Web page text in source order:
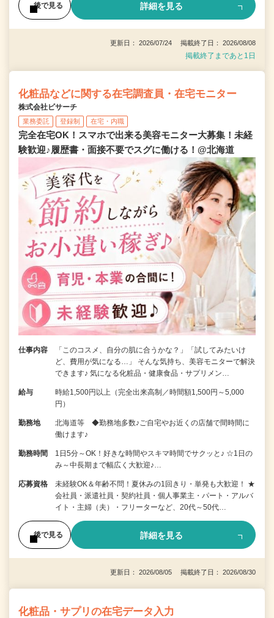
後で見る 詳細を見る
更新日： 2026/07/24 掲載終了日： 2026/08/08
掲載終了まであと1日
化粧品などに関する在宅調査員・在宅モニター
株式会社ビサーチ
業務委託 登録制 在宅・内職
完全在宅OK！スマホで出来る美容モニター大募集！未経
験歓迎♪履歴書・面接不要でスグに働ける！@北海道
仕事内容
「このコスメ、自分の肌に合うかな？」「試してみたいけ
ど、費用が気になる…」 そんな気持ち、美容モニターで解決
できます♪ 気になる化粧品・健康食品・サプリメン…
給与
時給1,500円以上（完全出来高制／時間額1,500円～5,000
円）
勤務地
北海道等 ◆勤務地多数♪ご自宅やお近くの店舗で間時間に
働けます♪
勤務時間
1日5分～OK！好きな時間やスキマ時間でサクッと♪ ☆1日の
み～中長期まで幅広く大歓迎♪…
応募資格
未経験OK＆年齢不問！夏休みの1回きり・単発も大歓迎！ ★
会社員・派遣社員・契約社員・個人事業主・パート・アルバ
イト・主婦（夫）・フリーターなど、20代～50代…
後で見る 詳細を見る
更新日： 2026/08/05 掲載終了日： 2026/08/30
化粧品・サプリの在宅データ入力